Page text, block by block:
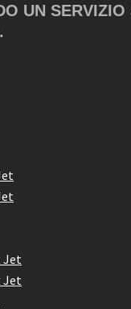
UN SERVIZIO
Jet
Jet